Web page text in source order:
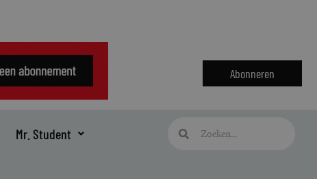
Abonneren
Mr. Student Zoeken